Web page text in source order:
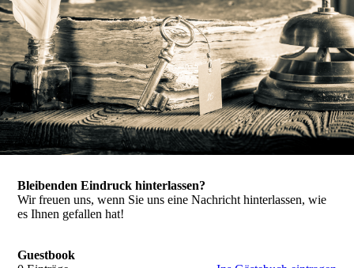
Bleibenden Eindruck hinterlassen?
Wir freuen uns, wenn Sie uns eine Nachricht hinterlassen, wie
es Ihnen gefallen hat!
Guestbook